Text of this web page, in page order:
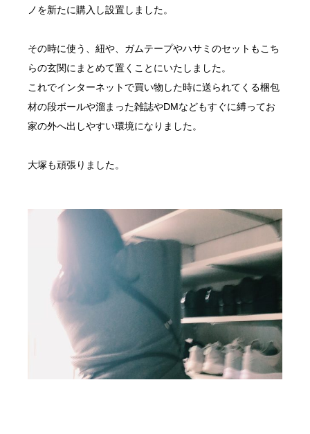
ノを新たに購入し設置しました。
その時に使う、紐や、ガムテープやハサミのセットもこち
らの玄関にまとめて置くことにいたしました。
これでインターネットで買い物した時に送られてくる梱包
材の段ボールや溜まった雑誌やDMなどもすぐに縛ってお
家の外へ出しやすい環境になりました。
大塚も頑張りました。